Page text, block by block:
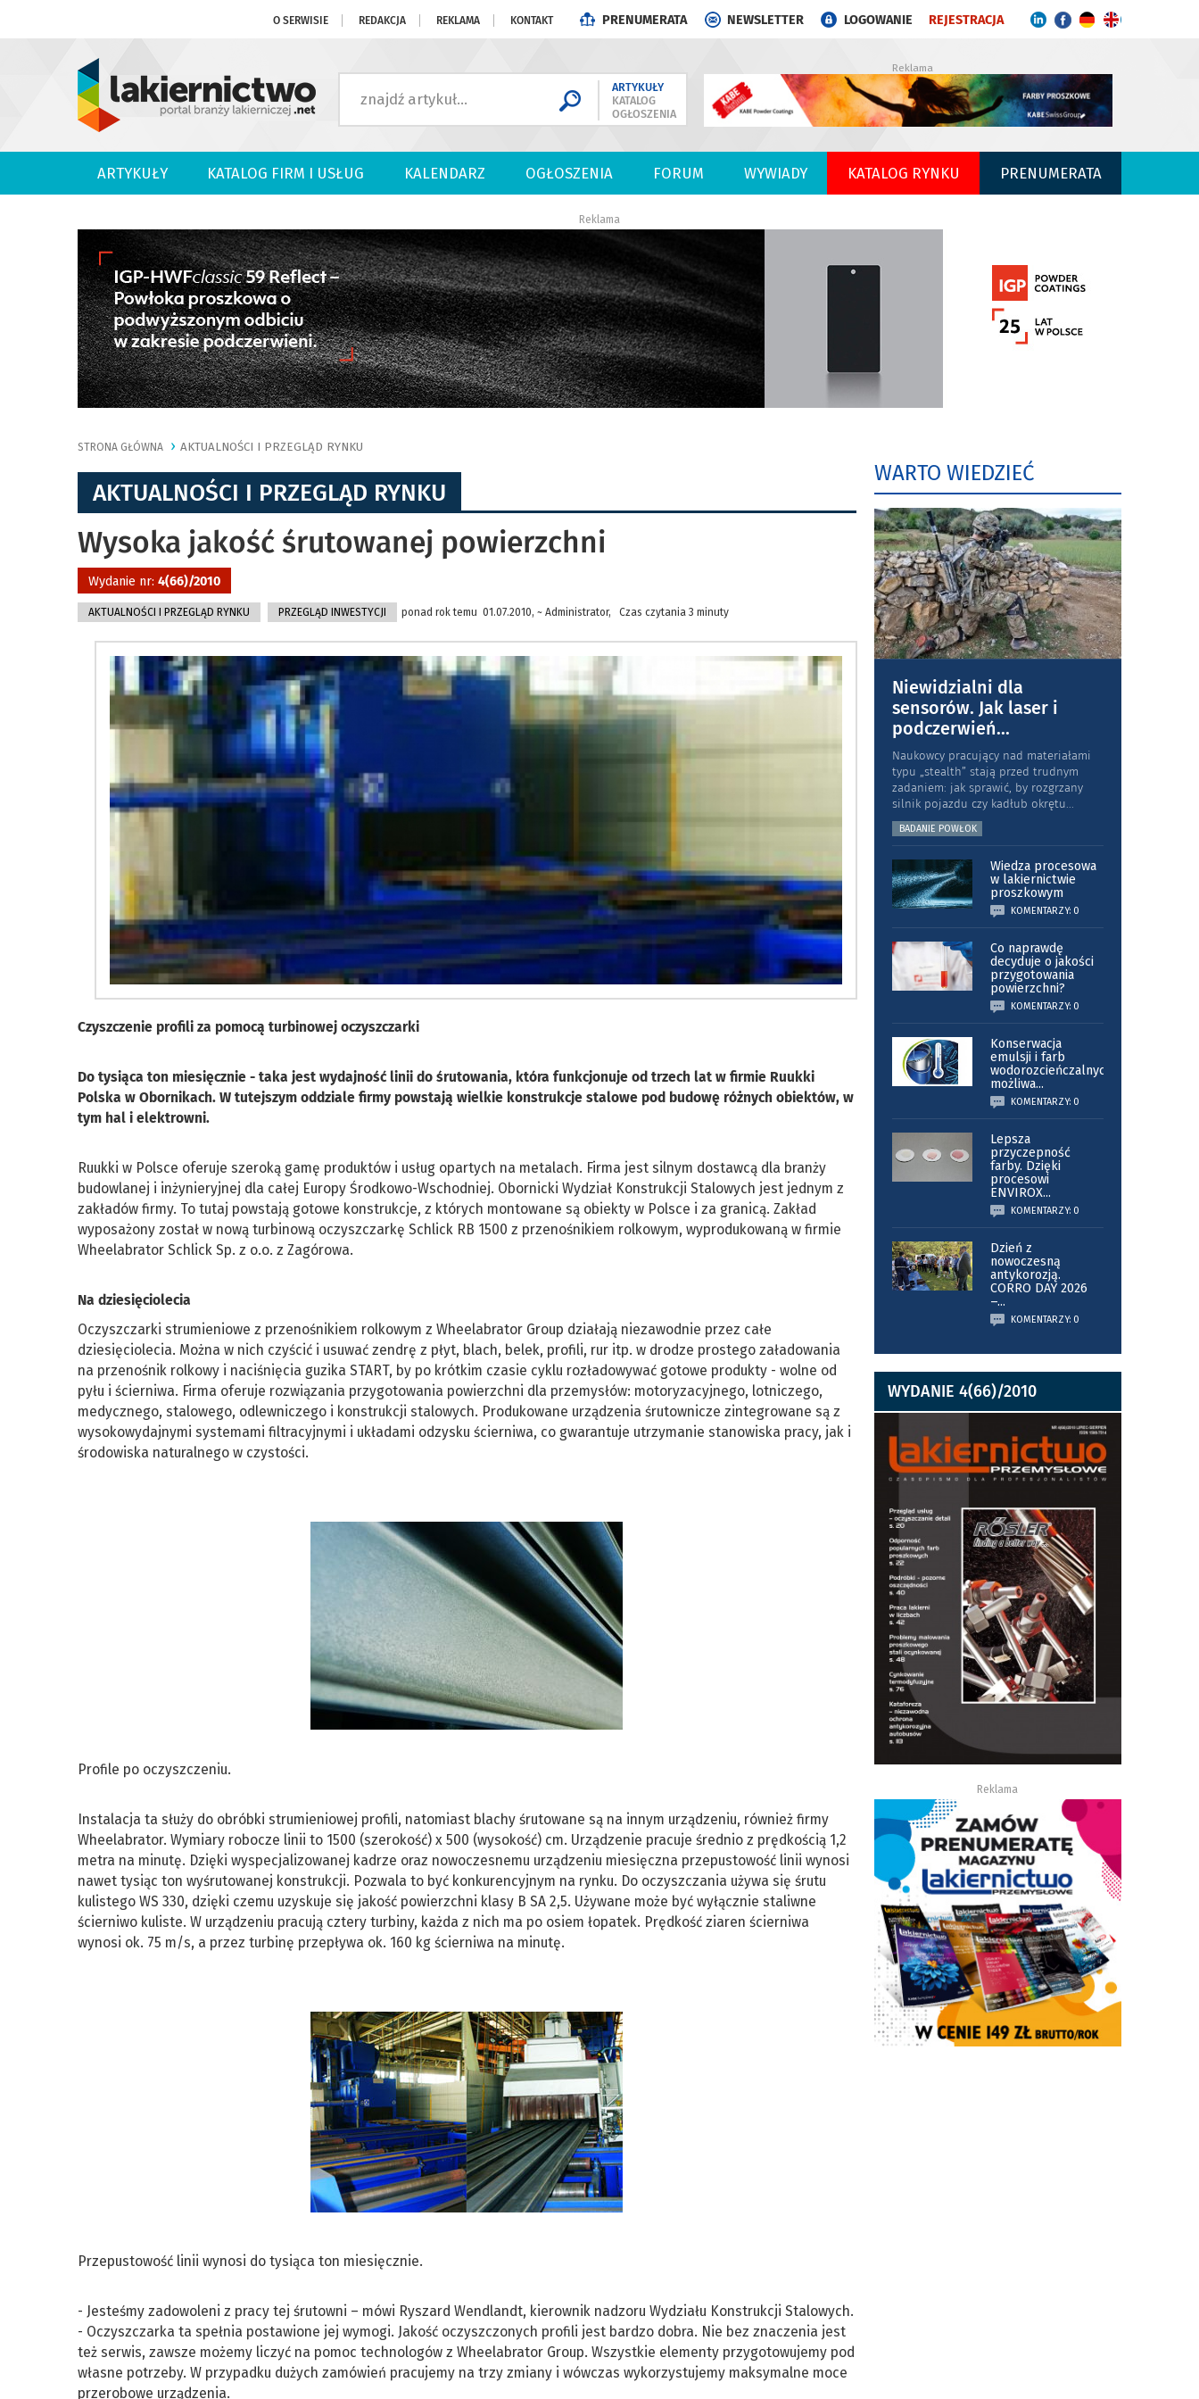
O SERWISIE REDAKCJA REKLAMA KONTAKT PRENUMERATA NEWSLETTER LOGOWANIE REJESTRACJA
ARTYKUŁY
KATALOG
OGŁOSZENIA
Reklama
ARTYKUŁY KATALOG FIRM I USŁUG KALENDARZ OGŁOSZENIA FORUM WYWIADY KATALOG RYNKU PRENUMERATA
Reklama
STRONA GŁÓWNA AKTUALNOŚCI I PRZEGLĄD RYNKU
AKTUALNOŚCI I PRZEGLĄD RYNKU
Wysoka jakość śrutowanej powierzchni
Wydanie nr: 4(66)/2010
AKTUALNOŚCI I PRZEGLĄD RYNKU PRZEGLĄD INWESTYCJI ponad rok temu 01.07.2010, ~ Administrator, Czas czytania 3 minuty
Czyszczenie profili za pomocą turbinowej oczyszczarki
Do tysiąca ton miesięcznie - taka jest wydajność linii do śrutowania, która funkcjonuje od trzech lat w firmie Ruukki
Polska w Obornikach. W tutejszym oddziale firmy powstają wielkie konstrukcje stalowe pod budowę różnych obiektów, w
tym hal i elektrowni.
Ruukki w Polsce oferuje szeroką gamę produktów i usług opartych na metalach. Firma jest silnym dostawcą dla branży
budowlanej i inżynieryjnej dla całej Europy Środkowo-Wschodniej. Obornicki Wydział Konstrukcji Stalowych jest jednym z
zakładów firmy. To tutaj powstają gotowe konstrukcje, z których montowane są obiekty w Polsce i za granicą. Zakład
wyposażony został w nową turbinową oczyszczarkę Schlick RB 1500 z przenośnikiem rolkowym, wyprodukowaną w firmie
Wheelabrator Schlick Sp. z o.o. z Zagórowa.
Na dziesięciolecia
Oczyszczarki strumieniowe z przenośnikiem rolkowym z Wheelabrator Group działają niezawodnie przez całe
dziesięciolecia. Można w nich czyścić i usuwać zendrę z płyt, blach, belek, profili, rur itp. w drodze prostego załadowania
na przenośnik rolkowy i naciśnięcia guzika START, by po krótkim czasie cyklu rozładowywać gotowe produkty - wolne od
pyłu i ścierniwa. Firma oferuje rozwiązania przygotowania powierzchni dla przemysłów: motoryzacyjnego, lotniczego,
medycznego, stalowego, odlewniczego i konstrukcji stalowych. Produkowane urządzenia śrutownicze zintegrowane są z
wysokowydajnymi systemami filtracyjnymi i układami odzysku ścierniwa, co gwarantuje utrzymanie stanowiska pracy, jak i
środowiska naturalnego w czystości.
Profile po oczyszczeniu.
Instalacja ta służy do obróbki strumieniowej profili, natomiast blachy śrutowane są na innym urządzeniu, również firmy
Wheelabrator. Wymiary robocze linii to 1500 (szerokość) x 500 (wysokość) cm. Urządzenie pracuje średnio z prędkością 1,2
metra na minutę. Dzięki wyspecjalizowanej kadrze oraz nowoczesnemu urządzeniu miesięczna przepustowość linii wynosi
nawet tysiąc ton wyśrutowanej konstrukcji. Pozwala to być konkurencyjnym na rynku. Do oczyszczania używa się śrutu
kulistego WS 330, dzięki czemu uzyskuje się jakość powierzchni klasy B SA 2,5. Używane może być wyłącznie staliwne
ścierniwo kuliste. W urządzeniu pracują cztery turbiny, każda z nich ma po osiem łopatek. Prędkość ziaren ścierniwa
wynosi ok. 75 m/s, a przez turbinę przepływa ok. 160 kg ścierniwa na minutę.
Przepustowość linii wynosi do tysiąca ton miesięcznie.
- Jesteśmy zadowoleni z pracy tej śrutowni – mówi Ryszard Wendlandt, kierownik nadzoru Wydziału Konstrukcji Stalowych.
- Oczyszczarka ta spełnia postawione jej wymogi. Jakość oczyszczonych profili jest bardzo dobra. Nie bez znaczenia jest
też serwis, zawsze możemy liczyć na pomoc technologów z Wheelabrator Group. Wszystkie elementy przygotowujemy pod
własne potrzeby. W przypadku dużych zamówień pracujemy na trzy zmiany i wówczas wykorzystujemy maksymalne moce
przerobowe urządzenia.
WARTO WIEDZIEĆ
Niewidzialni dla
sensorów. Jak laser i
podczerwień...
Naukowcy pracujący nad materiałami
typu „stea­lth” stają przed trudnym
zadaniem: jak sprawić, by rozgrzany
silnik pojazdu czy kadłub okrętu...
BADANIE POWŁOK
Wiedza procesowa
w lakiernictwie
proszkowym
KOMENTARZY: 0
Co naprawdę
decyduje o jakości
przygotowania
powierzchni?
KOMENTARZY: 0
Konserwacja
emulsji i farb
wodorozcieńczalnych
możliwa...
KOMENTARZY: 0
Lepsza
przyczepność
farby. Dzięki
procesowi
ENVIROX...
KOMENTARZY: 0
Dzień z
nowoczesną
antykorozją.
CORRO DAY 2026
–...
KOMENTARZY: 0
WYDANIE 4(66)/2010
Reklama